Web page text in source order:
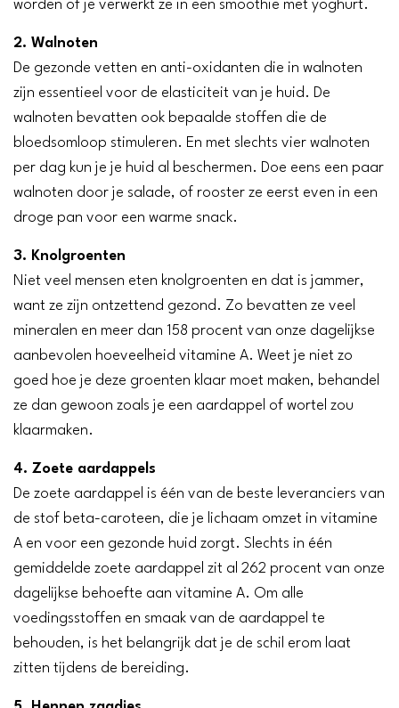
worden of je verwerkt ze in een smoothie met yoghurt.
2. Walnoten
De gezonde vetten en anti-oxidanten die in walnoten
zijn essentieel voor de elasticiteit van je huid. De
walnoten bevatten ook bepaalde stoffen die de
bloedsomloop stimuleren. En met slechts vier walnoten
per dag kun je je huid al beschermen. Doe eens een paar
walnoten door je salade, of rooster ze eerst even in een
droge pan voor een warme snack.
3. Knolgroenten
Niet veel mensen eten knolgroenten en dat is jammer,
want ze zijn ontzettend gezond. Zo bevatten ze veel
mineralen en meer dan 158 procent van onze dagelijkse
aanbevolen hoeveelheid vitamine A. Weet je niet zo
goed hoe je deze groenten klaar moet maken, behandel
ze dan gewoon zoals je een aardappel of wortel zou
klaarmaken.
4. Zoete aardappels
De zoete aardappel is één van de beste leveranciers van
de stof beta-caroteen, die je lichaam omzet in vitamine
A en voor een gezonde huid zorgt. Slechts in één
gemiddelde zoete aardappel zit al 262 procent van onze
dagelijkse behoefte aan vitamine A. Om alle
voedingsstoffen en smaak van de aardappel te
behouden, is het belangrijk dat je de schil erom laat
zitten tijdens de bereiding.